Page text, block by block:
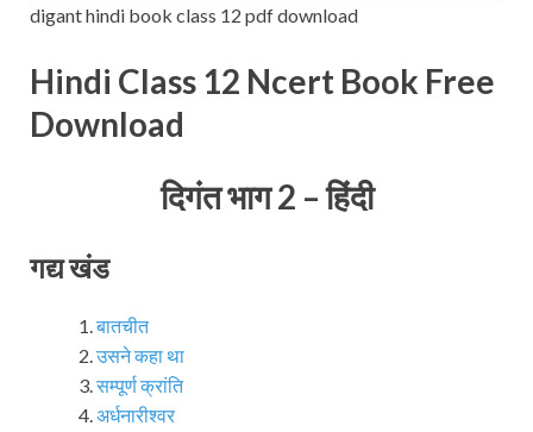
digant hindi book class 12 pdf download
Hindi Class 12 Ncert Book Free
Download
दिगंत भाग 2 – हिंदी
गद्य खंड
बातचीत
उसने कहा था
सम्पूर्ण क्रांति
अर्धनारीश्वर